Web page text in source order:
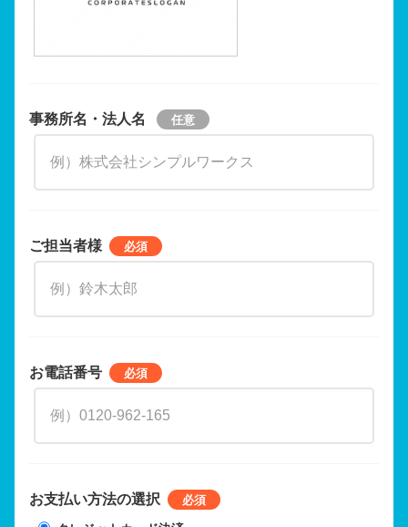
事務所名・法人名
ご担当者様
お電話番号
お支払い方法の選択